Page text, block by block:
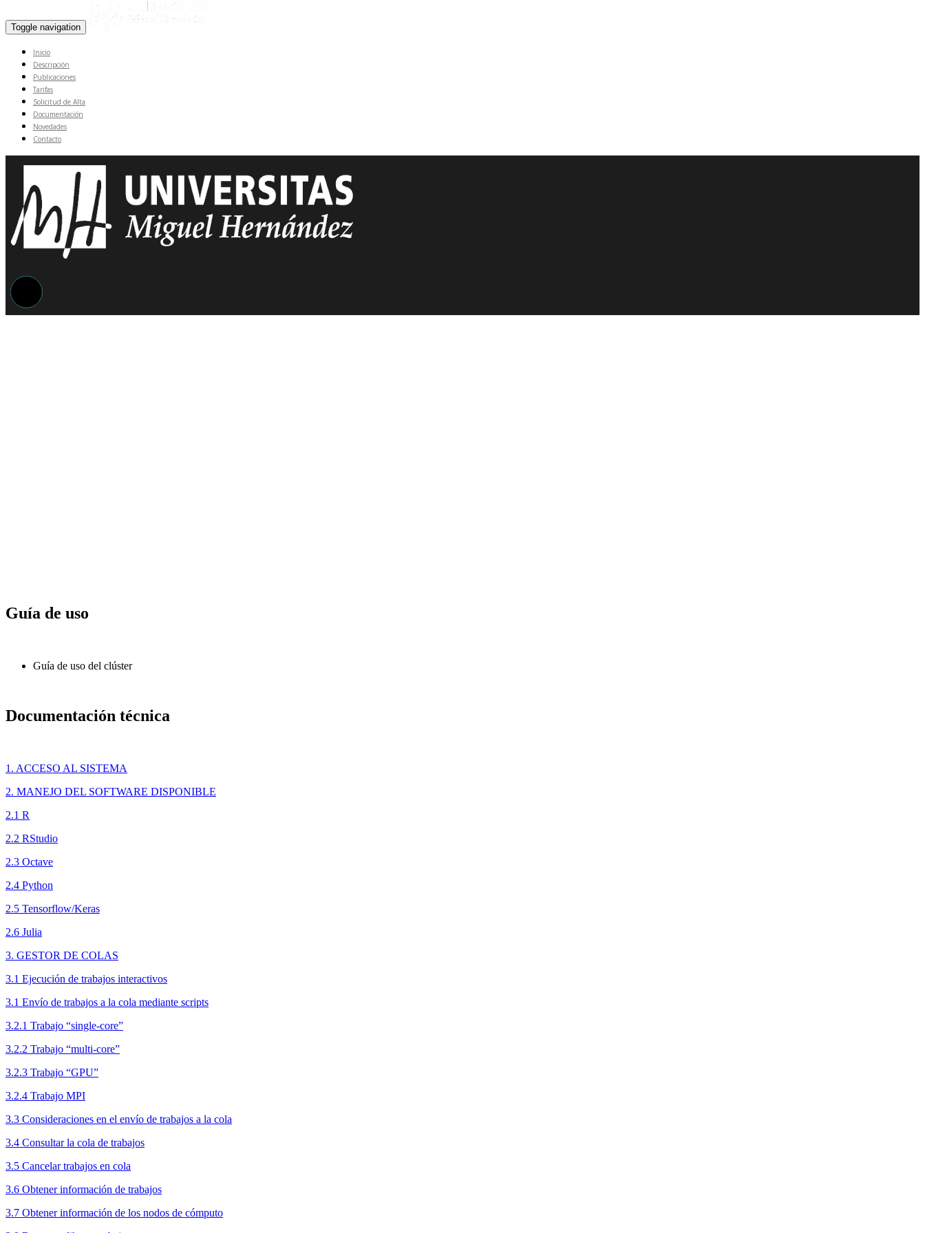
Toggle navigation
Inicio
Descripción
Publicaciones
Tarifas
Solicitud de Alta
Documentación
Novedades
Contacto
Guía de uso
Guía de uso del clúster
Documentación técnica
1. ACCESO AL SISTEMA
2. MANEJO DEL SOFTWARE DISPONIBLE
2.1 R
2.2 RStudio
2.3 Octave
2.4 Python
2.5 Tensorflow/Keras
2.6 Julia
3. GESTOR DE COLAS
3.1 Ejecución de trabajos interactivos
3.1 Envío de trabajos a la cola mediante scripts
3.2.1 Trabajo “single-core”
3.2.2 Trabajo “multi-core”
3.2.3 Trabajo “GPU”
3.2.4 Trabajo MPI
3.3 Consideraciones en el envío de trabajos a la cola
3.4 Consultar la cola de trabajos
3.5 Cancelar trabajos en cola
3.6 Obtener información de trabajos
3.7 Obtener información de los nodos de cómputo